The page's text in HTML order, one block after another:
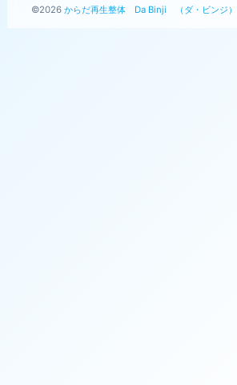
©2026 からだ再生整体 Da Binji （ダ・ビンジ）